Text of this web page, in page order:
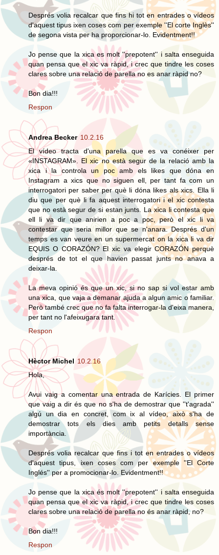
Després volia recalcar que fins hi tot en entrades o vídeos
d'aquest tipus ixen coses com per exemple ''El corte Inglès''
de segona vista per ha proporcionar-lo. Evidentment!!
Jo pense que la xica es molt ''prepotent'' i salta enseguida
quan pensa que el xic va ràpid, i crec que tindre les coses
clares sobre una relació de parella no es anar ràpid no?
Bon dia!!!
Respon
Andrea Becker 10.2.16
El vídeo tracta d'una parella que es va conéixer per
«INSTAGRAM». El xic no està segur de la relació amb la
xica i la controla un poc amb els likes que dóna en
Instagram a xics que no siguen ell, per tant fa com un
interrogatori per saber per què li dóna likes als xics. Ella li
diu que per què li fa aquest interrogatori i el xic contesta
que no està segur de si estan junts. La xica li contesta que
ell li va dir que anirien a poc a poc, però el xic li va
contestar que seria millor que se n'anara. Després d'un
temps es van veure en un supermercat on la xica li va dir
EQUIS O CORAZÓN? El xic va elegir CORAZÓN perquè
després de tot el que havien passat junts no anava a
deixar-la.
La meva opinió és que un xic, si no sap si vol estar amb
una xica, que vaja a demanar ajuda a algun amic o familiar.
Però també crec que no fa falta interrogar-la d'eixa manera,
per tant no l'afeixugara tant.
Respon
Hèctor Michel 10.2.16
Hola,
Avui vaig a comentar una entrada de Karícies. El primer
que vaig a dir és que no s'ha de demostrar que ''t'agrada''
algú un dia en concret, com ix al vídeo, això s'ha de
demostrar tots els dies amb petits detalls sense
importància.
Després volia recalcar que fins i tot en entrades o vídeos
d'aquest tipus, ixen coses com per exemple ''El Corte
Inglés'' per a promocionar-lo. Evidentment!!
Jo pense que la xica és molt ''prepotent'' i salta enseguida
quan pensa que el xic va ràpid, i crec que tindre les coses
clares sobre una relació de parella no és anar ràpid, no?
Bon dia!!!
Respon